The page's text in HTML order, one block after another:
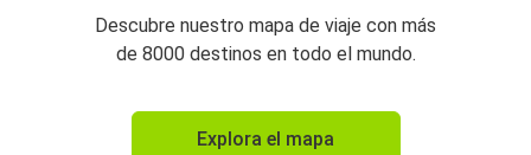
Descubre nuestro mapa de viaje con más
de 8000 destinos en todo el mundo.
Explora el mapa